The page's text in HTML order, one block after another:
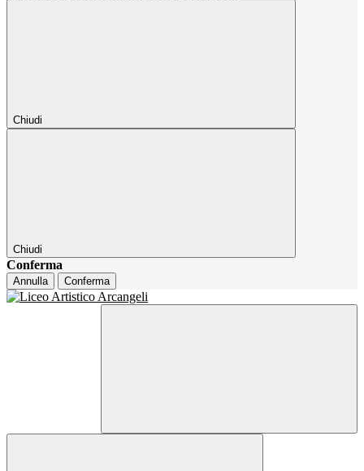
Chiudi
Chiudi
Conferma
Annulla Conferma